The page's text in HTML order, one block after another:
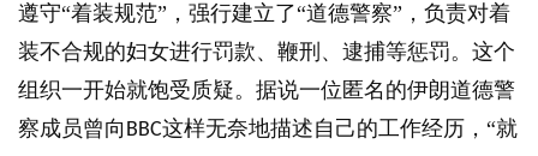
遵守“着装规范”，强行建立了“道德警察”，负责对着
装不合规的妇女进行罚款、鞭刑、逮捕等惩罚。这个
组织一开始就饱受质疑。据说一位匿名的伊朗道德警
察成员曾向 BBC这样无奈地描述自己的工作经历，“就